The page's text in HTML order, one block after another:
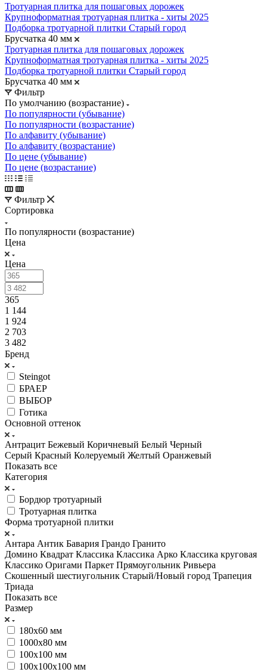
Тротуарная плитка для пошаговых дорожек
Крупноформатная тротуарная плитка - хиты 2025
Подборка тротуарной плитки Старый город
Брусчатка 40 мм
Тротуарная плитка для пошаговых дорожек
Крупноформатная тротуарная плитка - хиты 2025
Подборка тротуарной плитки Старый город
Брусчатка 40 мм
Фильтр
По умолчанию (возрастание)
По популярности (убывание)
По популярности (возрастание)
По алфавиту (убывание)
По алфавиту (возрастание)
По цене (убывание)
По цене (возрастание)
Фильтр
Сортировка
По популярности (возрастание)
Цена
Цена
365
1 144
1 924
2 703
3 482
Бренд
Steingot
БРАЕР
ВЫБОР
Готика
Основной оттенок
Антрацит Бежевый Коричневый Белый Черный
Серый Красный Колеруемый Желтый Оранжевый
Показать все
Категория
Бордюр тротуарный
Тротуарная плитка
Форма тротуарной плитки
Антара Антик Бавария Грандо Гранито
Домино Квадрат Классика Классика Арко Классика круговая
Классико Оригами Паркет Прямоугольник Ривьера
Скошенный шестиугольник Старый/Новый город Трапеция
Триада
Показать все
Размер
180х60 мм
1000х80 мм
100х100 мм
100х100х100 мм